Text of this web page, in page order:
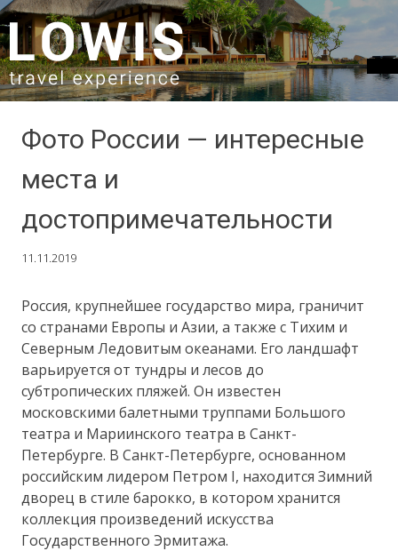
SKIP TO CONTENT
Фото России — интересные
места и
достопримечательности
11.11.2019
Россия, крупнейшее государство мира, граничит
со странами Европы и Азии, а также с Тихим и
Северным Ледовитым океанами. Его ландшафт
варьируется от тундры и лесов до
субтропических пляжей. Он известен
московскими балетными труппами Большого
театра и Мариинского театра в Санкт-
Петербурге. В Санкт-Петербурге, основанном
российским лидером Петром I, находится Зимний
дворец в стиле барокко, в котором хранится
коллекция произведений искусства
Государственного Эрмитажа.